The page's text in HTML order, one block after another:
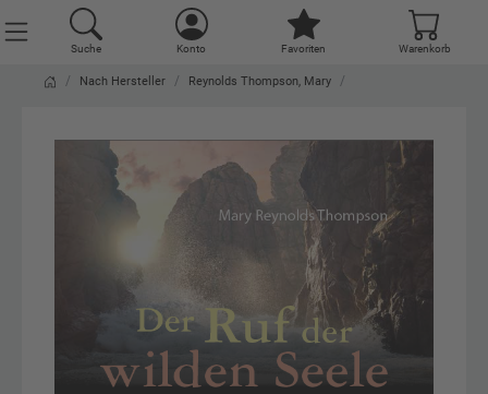
Suche Konto Favoriten Warenkorb
Nach Hersteller Reynolds Thompson, Mary